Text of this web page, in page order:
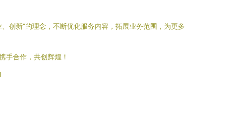
创新”的理念，不断优化服务内容，拓展业务范围，为更多
手合作，共创辉煌！